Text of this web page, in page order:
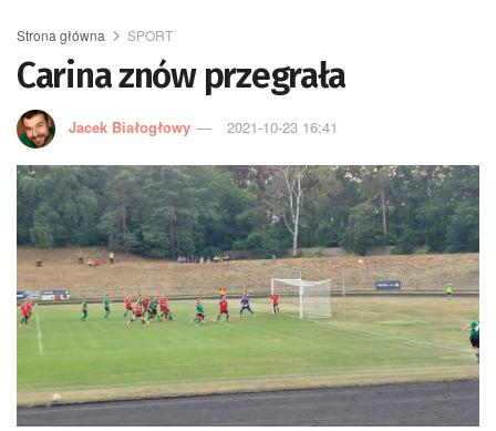
Strona główna SPORT
Carina znów przegrała
Jacek Białogłowy 2021-10-23 16:41